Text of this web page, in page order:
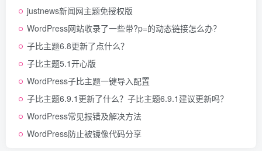
justnews新闻网主题免授权版
WordPress网站收录了一些带?p=的动态链接怎么办？
子比主题6.8更新了点什么？
子比主题5.1开心版
WordPress子比主题一键导入配置
子比主题6.9.1更新了什么？子比主题6.9.1建议更新吗？
WordPress常见报错及解决方法
WordPress防止被镜像代码分享